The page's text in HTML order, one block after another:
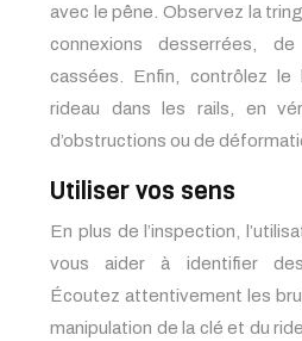
avec le pêne. Observez la
connexions desserrées,
cassées. Enfin, contrôlez le
rideau dans les rails, en
d’obstructions ou de
Utiliser vos sens
En plus de l’inspection,
vous aider à identifier
Écoutez attentivement les
manipulation de la clé et du